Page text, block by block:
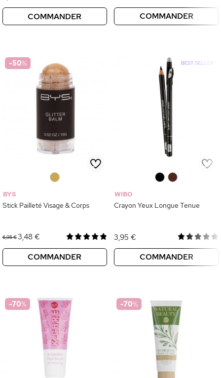
COMMANDER COMMANDER
-50%
BYS
Stick Pailleté Visage & Corps
6,95 €3,48 €
COMMANDER
WIBO
Crayon Yeux Longue Tenue
3,95 €
COMMANDER
-70% -70%